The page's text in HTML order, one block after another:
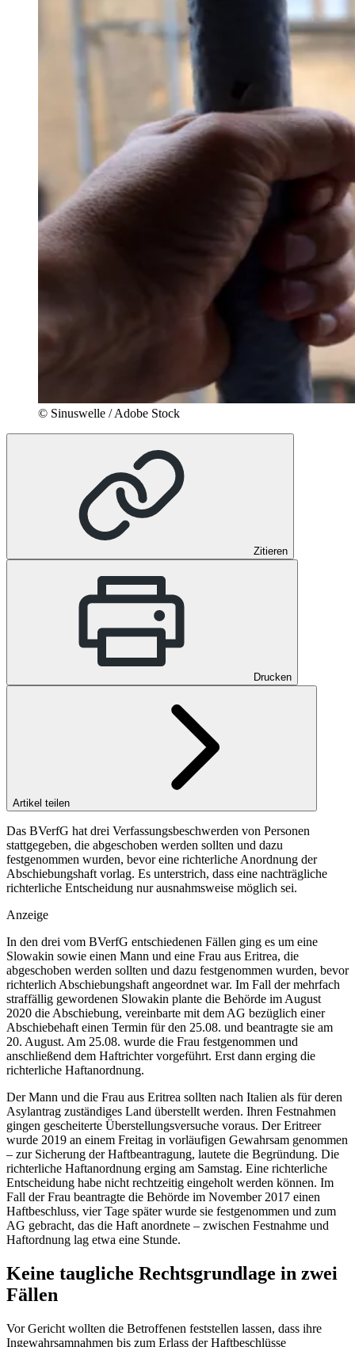
© Sinuswelle / Adobe Stock
Zitieren
Drucken
Artikel teilen
Das BVerfG hat drei Verfassungsbeschwerden von Personen
stattgegeben, die abgeschoben werden sollten und dazu
festgenommen wurden, bevor eine richterliche Anordnung der
Abschiebungshaft vorlag. Es unterstrich, dass eine nachträgliche
richterliche Entscheidung nur ausnahmsweise möglich sei.
Anzeige
In den drei vom BVerfG entschiedenen Fällen ging es um eine
Slowakin sowie einen Mann und eine Frau aus Eritrea, die
abgeschoben werden sollten und dazu festgenommen wurden, bevor
richterlich Abschiebungshaft angeordnet war. Im Fall der mehrfach
straffällig gewordenen Slowakin plante die Behörde im August
2020 die Abschiebung, vereinbarte mit dem AG bezüglich einer
Abschiebehaft einen Termin für den 25.08. und beantragte sie am
20. August. Am 25.08. wurde die Frau festgenommen und
anschließend dem Haftrichter vorgeführt. Erst dann erging die
richterliche Haftanordnung.
Der Mann und die Frau aus Eritrea sollten nach Italien als für deren
Asylantrag zuständiges Land überstellt werden. Ihren Festnahmen
gingen gescheiterte Überstellungsversuche voraus. Der Eritreer
wurde 2019 an einem Freitag in vorläufigen Gewahrsam genommen
– zur Sicherung der Haftbeantragung, lautete die Begründung. Die
richterliche Haftanordnung erging am Samstag. Eine richterliche
Entscheidung habe nicht rechtzeitig eingeholt werden können. Im
Fall der Frau beantragte die Behörde im November 2017 einen
Haftbeschluss, vier Tage später wurde sie festgenommen und zum
AG gebracht, das die Haft anordnete – zwischen Festnahme und
Haftordnung lag etwa eine Stunde.
Keine taugliche Rechtsgrundlage in zwei
Fällen
Vor Gericht wollten die Betroffenen feststellen lassen, dass ihre
Ingewahrsamnahmen bis zum Erlass der Haftbeschlüsse